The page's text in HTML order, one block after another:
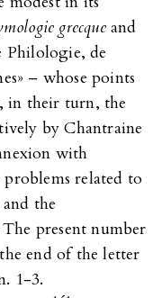
grecqueand
Philologie, de
– whose points
in their turn, the
by Chantraine
with
related to
the
The present number
end of the letter
1-3.